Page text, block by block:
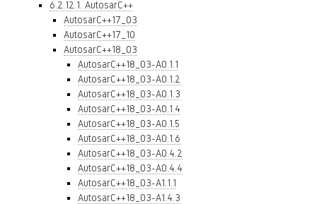
6.2.12.1. AutosarC++
AutosarC++17_03
AutosarC++17_10
AutosarC++18_03
AutosarC++18_03-A0.1.1
AutosarC++18_03-A0.1.2
AutosarC++18_03-A0.1.3
AutosarC++18_03-A0.1.4
AutosarC++18_03-A0.1.5
AutosarC++18_03-A0.1.6
AutosarC++18_03-A0.4.2
AutosarC++18_03-A0.4.4
AutosarC++18_03-A1.1.1
AutosarC++18_03-A1.4.3